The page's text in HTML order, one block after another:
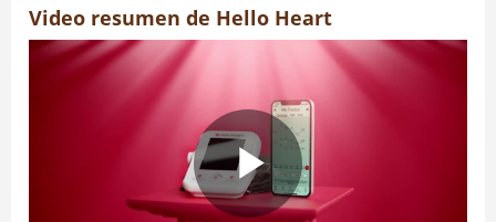
Video resumen de Hello Heart